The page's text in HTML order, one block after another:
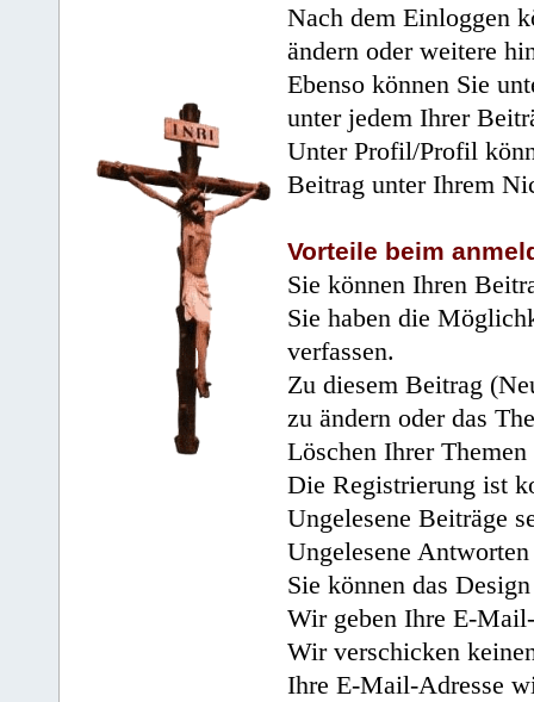
Nach dem Einloggen
ändern oder weitere
Ebenso können Sie
unter jedem Ihrer
Unter Profil/Profil
Beitrag unter Ihrem
Vorteile beim
Sie können Ihren
Sie haben die
verfassen.
Zu diesem Beitrag
zu ändern oder das
Löschen Ihrer
Die Registrierung ist
Ungelesene Beiträge
Ungelesene
Sie können das
Wir geben Ihre E-
Wir verschicken
Ihre E-Mail-Adresse